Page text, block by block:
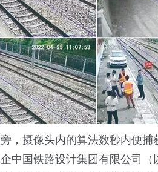
，摄像头内的算法数秒内便
中国铁路设计集团有限公司